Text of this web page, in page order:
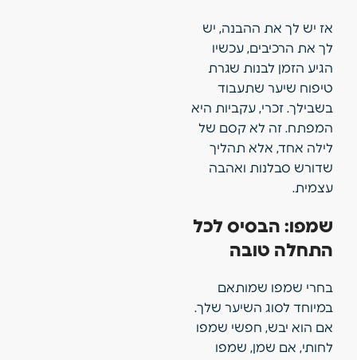
אז יש לך את ההבנה, יש
לך את הרכיבים, עכשיו
הגיע הזמן לבנות שגרת
טיפוח שיער שתעבוד
בשבילך. זכרי, עקביות היא
המפתח. זה לא קסם של
לילה אחד, אלא תהליך
שדורש סבלנות ואהבה
עצמית.
שמפו: הבסיס לכל
התחלה טובה
בחרי שמפו שמותאם
במיוחד לסוג השיער שלך.
אם הוא יבש, חפשי שמפו
לחותי, אם שמן, שמפו